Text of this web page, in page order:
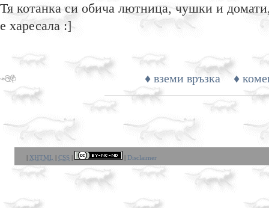
Тя котанка си обича лютница, чушки и
е харесала :]
♦ вземи връзка ♦
| XHTML | CSS | | Disclaimer